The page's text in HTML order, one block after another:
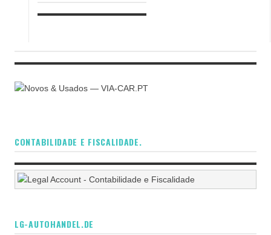
CONTABILIDADE E FISCALIDADE.
LG-AUTOHANDEL.DE